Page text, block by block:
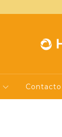
Contacto